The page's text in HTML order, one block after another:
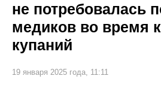
не потребовалась
медиков во время
купаний
19 января 2025 года, 11:11